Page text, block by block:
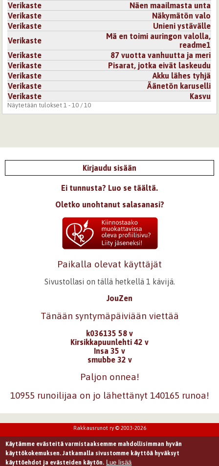
Verikaste
Näen maailmasta unta
Verikaste
Näkymätön valo
Verikaste
Unieni ystävälle
Verikaste
Mä en toimi auringon valolla,
readme1
Verikaste
87 vuotta vanhuutta ja meri
Verikaste
Pisarat, jotka eivät laskeudu
Verikaste
Akku lähes tyhjä
Verikaste
Äänetön karuselli
Verikaste
Kasvu
Näytetään tulokset 1 - 10 / 10
Kirjaudu sisään
Ei tunnusta? Luo se täältä.
Oletko unohtanut salasanasi?
Paikalla olevat käyttäjät
Sivustollasi on tällä hetkellä 1 kävijä.
JouZen
Tänään syntymäpäiviään viettää
k036135 58 v
Kirsikkapuunlehti 42 v
Insa 35 v
smubbe 32 v
Paljon onnea!
10955 runoilijaa on jo lähettänyt 140165 runoa!
Rakkausrunot ry © 2003-2026
Käytämme evästeitä varmistaaksemme mahdollisimman hyvän
käyttökokemuksen. Jatkamalla sivustomme käyttöä hyväksyt
käyttöehdot ja evästeiden käytön. Lue lisää